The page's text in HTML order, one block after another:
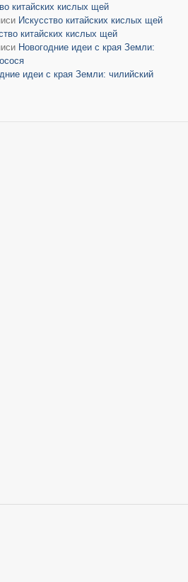
китайских кислых щей
Искусство китайских кислых щей
китайских кислых щей
Новогодние идеи с края Земли:
идеи с края Земли: чилийский